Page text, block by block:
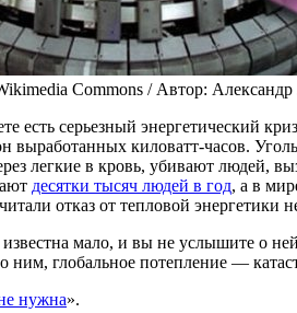
Commons / Автор:
есть серьезный энергетический
выработанных киловатт-часов.
легкие в кровь, убивают людей,
десятки тысяч людей в год, а в
отказ от тепловой
мало, и вы не услышите о
глобальное потепление —
нужна».